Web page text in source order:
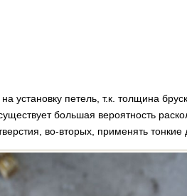
установку петель, т.к. толщина
большая вероятность
во-вторых, применять